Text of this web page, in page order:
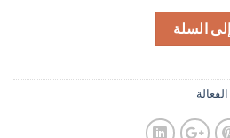
السلة